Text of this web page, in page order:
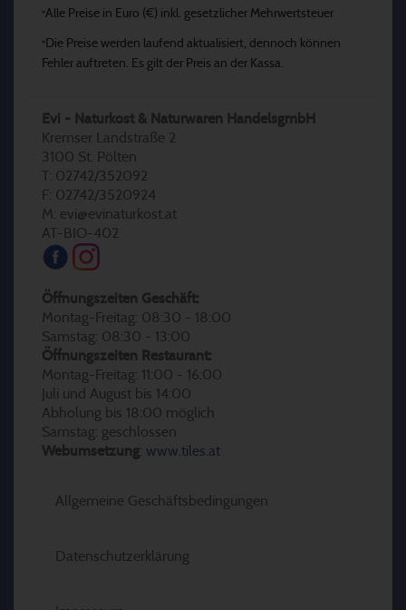
*Alle Preise in Euro (€) inkl. gesetzlicher Mehrwertsteuer
* Die Preise werden laufend aktualisiert, dennoch können
Fehler auftreten. Es gilt der Preis an der Kassa.
Evi - Naturkost & Naturwaren HandelsgmbH
Kremser Landstraße 2
3100 St. Pölten
T: 02742/352092
F: 02742/3520924
M: evi@evinaturkost.at
AT-BIO-402
Öffnungszeiten Geschäft:
Montag-Freitag: 08:30 - 18:00
Samstag: 08:30 - 13:00
Öffnungszeiten Restaurant:
Montag-Freitag: 11:00 - 16:00
Juli und August bis 14:00
Abholung bis 18:00 möglich
Samstag: geschlossen
Webumsetzung: www.tiles.at
Allgemeine Geschäftsbedingungen
Datenschutzerklärung